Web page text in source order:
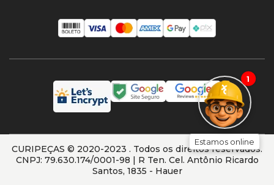
1
Estamos online
CURIPEÇAS © 2020-2023 . Todos os direitos reservados.
CNPJ: 79.630.174/0001-98 | R Ten. Cel. Antônio Ricardo
Santos, 1835 - Hauer